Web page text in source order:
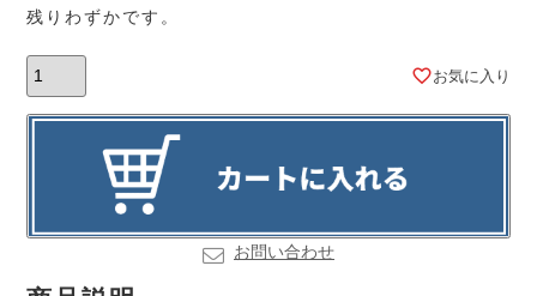
残りわずかです。
お気に入り
お問い合わせ